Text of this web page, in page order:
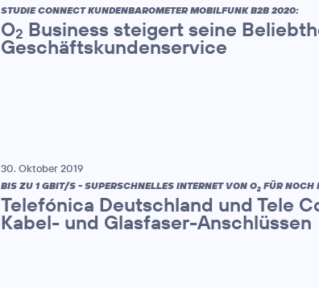
STUDIE CONNECT KUNDENBAROMETER MOBILFUNK B2B 2020:
O2 Business steigert seine
Geschäftskundenservice
30. Oktober 2019
BIS ZU 1 GBIT/S - SUPERSCHNELLES INTERNET VON O2 FÜR NOCH
Telefónica Deutschland und Tele
Kabel- und Glasfaser-Anschlüssen